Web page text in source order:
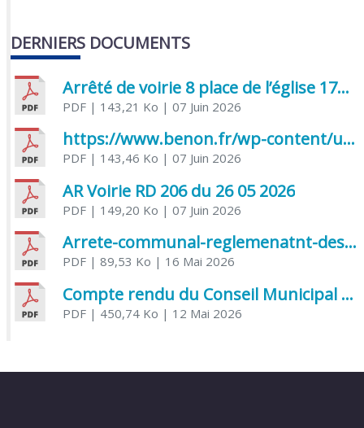
DERNIERS DOCUMENTS
Arrêté de voirie 8 place de l’église 17170 Benon
PDF| 143,21 Ko | 07 Juin 2026
https://www.benon.fr/wp-content/uploads/2026/06/AR-Voirie-Chemin-de-Lafond-du-26-05-2026.pdf
PDF| 143,46 Ko | 07 Juin 2026
AR Voirie RD 206 du 26 05 2026
PDF| 149,20 Ko | 07 Juin 2026
Arrete-communal-reglemenatnt-des-bruits-de-voisinage-et-des-activites-bruyantes
PDF| 89,53 Ko | 16 Mai 2026
Compte rendu du Conseil Municipal du 06 mai 2026
PDF| 450,74 Ko | 12 Mai 2026